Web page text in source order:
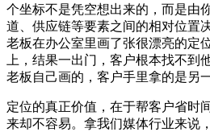
个坐标不是凭空想出来的，而是由
道、供应链等要素之间的相对位置
老板在办公室里画了张很漂亮的定
上，结果一出门，客户根本找不到
老板自己画的，客户手里拿的是另
定位的真正价值，在于帮客户省时
来却不容易。拿我们媒体行业来说